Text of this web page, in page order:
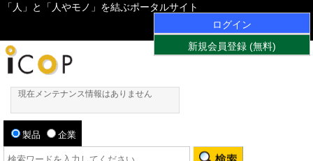
「人」と「人やモノ」を結ぶポータルサイト
ログイン
新規会員登録 (無料)
現在メンテナンス情報はありません
製品 企業